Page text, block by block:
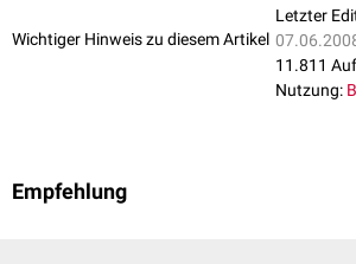
Wichtiger Hinweis zu diesem Artikel
Letzter
11.811
Nutzung:
Empfehlung